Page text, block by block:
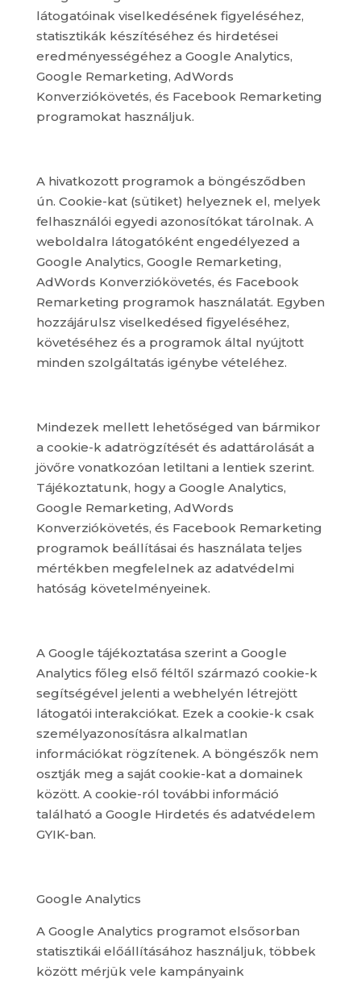
látogatóinak viselkedésének figyeléséhez,
statisztikák készítéséhez és hirdetései
eredményességéhez a Google Analytics,
Google Remarketing, AdWords
Konverziókövetés, és Facebook Remarketing
programokat használjuk.
A hivatkozott programok a böngésződben
ún. Cookie-kat (sütiket) helyeznek el, melyek
felhasználói egyedi azonosítókat tárolnak. A
weboldalra látogatóként engedélyezed a
Google Analytics, Google Remarketing,
AdWords Konverziókövetés, és Facebook
Remarketing programok használatát. Egyben
hozzájárulsz viselkedésed figyeléséhez,
követéséhez és a programok által nyújtott
minden szolgáltatás igénybe vételéhez.
Mindezek mellett lehetőséged van bármikor
a cookie-k adatrögzítését és adattárolását a
jövőre vonatkozóan letiltani a lentiek szerint.
Tájékoztatunk, hogy a Google Analytics,
Google Remarketing, AdWords
Konverziókövetés, és Facebook Remarketing
programok beállításai és használata teljes
mértékben megfelelnek az adatvédelmi
hatóság követelményeinek.
A Google tájékoztatása szerint a Google
Analytics főleg első féltől származó cookie-k
segítségével jelenti a webhelyén létrejött
látogatói interakciókat. Ezek a cookie-k csak
személyazonosításra alkalmatlan
információkat rögzítenek. A böngészők nem
osztják meg a saját cookie-kat a domainek
között. A cookie-ról további információ
található a Google Hirdetés és adatvédelem
GYIK-ban.
Google Analytics
A Google Analytics programot elsősorban
statisztikái előállításához használjuk, többek
között mérjük vele kampányaink